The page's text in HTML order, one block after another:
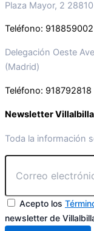
Plaza Mayor, 2
Teléfono: 918859002
Delegación Oeste
(Madrid)
Teléfono: 918792818
Newsletter
Toda la información
Acepto los
newsletter de